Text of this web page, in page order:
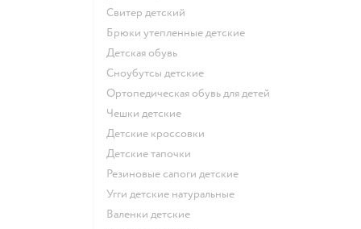
Свитер детский
Брюки утепленные детские
Детская обувь
Сноубутсы детские
Ортопедическая обувь для детей
Чешки детские
Детские кроссовки
Детские тапочки
Резиновые сапоги детские
Угги детские натуральные
Валенки детские